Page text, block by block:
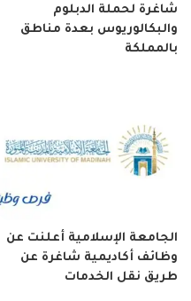
شاغرة لحملة الدبلوم
والبكالوريوس بعدة مناطق
بالمملكة
الجامعة الإسلامية أعلنت عن
وظائف أكاديمية شاغرة عن
طريق نقل الخدمات